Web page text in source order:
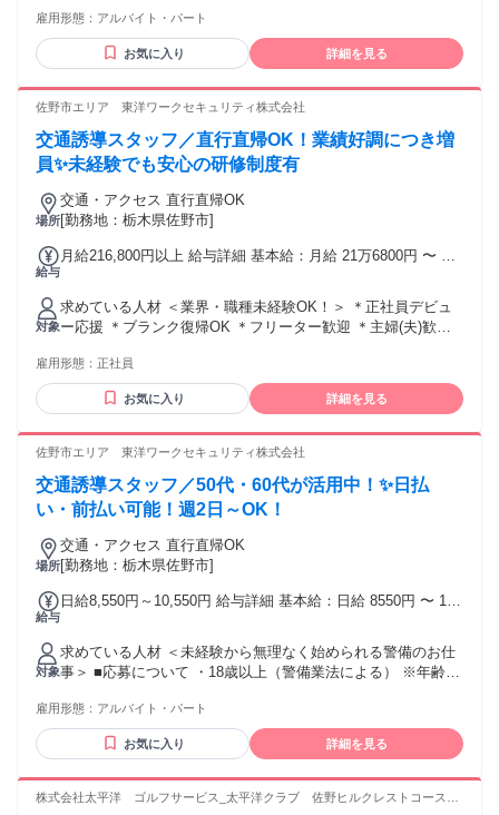
資格不問 ＜下記の経験や資格があれば尚可＞ ◇普通自動車免
許 ◇警備業務経験 ◇交通誘導警備1級・2級 ◇施設警備1級・
雇用形態： アルバイト・パート
お気に入り 詳細を見る
佐野市エリア 東洋ワークセキュリティ株式会社
交通誘導スタッフ／直行直帰OK！業績好調につき増
員✨未経験でも安心の研修制度有
場所
交通・アクセス 直行直帰OK
[勤務地：栃木県佐野市]
給与
月給216,800円以上 給与詳細 基本給：月給 21万6800円 〜 固
皆勤・家族手当金額：なし 全員に一律で支払われるその他手
当金額：なし ※経験や能力を考慮し決定 ◆交通費規定支給
◆遠方手当あり ◆資格手当あり ◆賞与あり
対象
求めている人材 ＜業界・職種未経験OK！＞ ＊正社員デビュ
ー応援 ＊ブランク復帰OK ＊フリーター歓迎 ＊主婦(夫)歓迎
◇普通自動車免許 ◇警備業務経験 ◇交通誘導警備1級・2級
◇施設警備1級・2級
雇用形態： 正社員
お気に入り 詳細を見る
佐野市エリア 東洋ワークセキュリティ株式会社
交通誘導スタッフ／50代・60代が活用中！✨日払
い・前払い可能！週2日～OK！
場所
交通・アクセス 直行直帰OK
[勤務地：栃木県佐野市]
給与
日給8,550円～10,550円 給与詳細 基本給：日給 8550円 〜 1万
る通勤・皆勤・家族手当金額：なし 全員に一律で支払われる
その他手当金額：なし ※経験や能力を考慮し決定 ◆交通費規
定支給 ◆遠方手当あり ◆日払い・週払いOK(規定)
対象
求めている人材 ＜未経験から無理なく始められる警備のお仕
事＞ ■応募について ・18歳以上（警備業法による） ※年齢・
タート多数 ・お仕事ブランクがある方 ・定年後のセカンドワ
ークをお探しの方 ・自分のペースで無理なく働きたい方 ・副
業・Wワーク希望の方 ■働き方 ・週数日からOK／掛け持ち
格（なくてもOK） ・普通自動車免許 ・警備業務の経験 ・交
雇用形態： アルバイト・パート
お気に入り 詳細を見る
株式会社太平洋 ゴルフサービス_太平洋クラブ 佐野ヒルクレストコース_